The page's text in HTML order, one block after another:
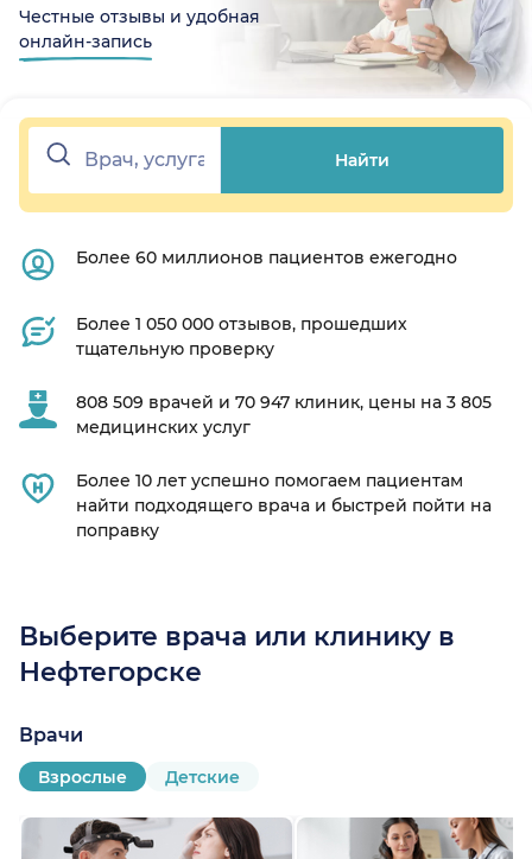
Честные отзывы и удобная
онлайн-запись
Найти
Более 60 миллионов пациентов ежегодно
Более 1 050 000 отзывов, прошедших
тщательную проверку
808 509 врачей и 70 947 клиник, цены на 3 805
медицинских услуг
Более 10 лет успешно помогаем пациентам
найти подходящего врача и быстрей пойти на
поправку
Выберите врача или клинику в
Нефтегорске
Врачи
Взрослые Детские